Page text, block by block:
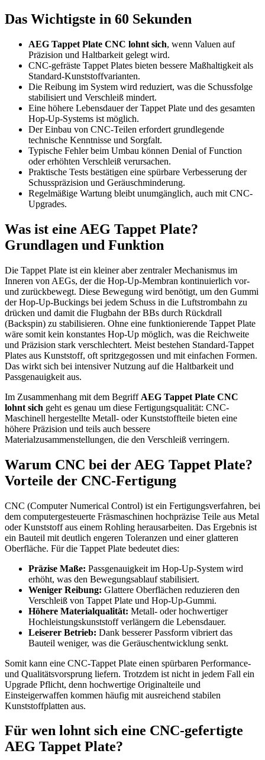
Das Wichtigste in 60 Sekunden
AEG Tappet Plate CNC lohnt sich, wenn Valuen auf
Präzision und Haltbarkeit gelegt wird.
CNC-gefräste Tappet Plates bieten bessere Maßhaltigkeit als
Standard-Kunststoffvarianten.
Die Reibung im System wird reduziert, was die Schussfolge
stabilisiert und Verschleiß mindert.
Eine höhere Lebensdauer der Tappet Plate und des gesamten
Hop-Up-Systems ist möglich.
Der Einbau von CNC-Teilen erfordert grundlegende
technische Kenntnisse und Sorgfalt.
Typische Fehler beim Umbau können Denial of Function
oder erhöhten Verschleiß verursachen.
Praktische Tests bestätigen eine spürbare Verbesserung der
Schusspräzision und Geräuschminderung.
Regelmäßige Wartung bleibt unumgänglich, auch mit CNC-
Upgrades.
Was ist eine AEG Tappet Plate?
Grundlagen und Funktion
Die Tappet Plate ist ein kleiner aber zentraler Mechanismus im
Inneren von AEGs, der die Hop-Up-Membran kontinuierlich vor-
und zurückbewegt. Diese Bewegung wird benötigt, um den Gummi
der Hop-Up-Buckings bei jedem Schuss in die Luftstrombahn zu
drücken und damit die Flugbahn der BBs durch Rückdrall
(Backspin) zu stabilisieren. Ohne eine funktionierende Tappet Plate
wäre somit kein konstantes Hop-Up möglich, was die Reichweite
und Präzision stark verschlechtert. Meist bestehen Standard-Tappet
Plates aus Kunststoff, oft spritzgegossen und mit einfachen Formen.
Das wirkt sich bei intensiver Nutzung auf die Haltbarkeit und
Passgenauigkeit aus.
Im Zusammenhang mit dem Begriff AEG Tappet Plate CNC
lohnt sich geht es genau um diese Fertigungsqualität: CNC-
Maschinell hergestellte Metall- oder Kunststoffteile bieten eine
höhere Präzision und teils auch bessere
Materialzusammenstellungen, die den Verschleiß verringern.
Warum CNC bei der AEG Tappet Plate?
Vorteile der CNC-Fertigung
CNC (Computer Numerical Control) ist ein Fertigungsverfahren, bei
dem computergesteuerte Fräsmaschinen hochpräzise Teile aus Metal
oder Kunststoff aus einem Rohling herausarbeiten. Das Ergebnis ist
ein Bauteil mit deutlich engeren Toleranzen und einer glatteren
Oberfläche. Für die Tappet Plate bedeutet dies:
Präzise Maße: Passgenauigkeit im Hop-Up-System wird
erhöht, was den Bewegungsablauf stabilisiert.
Weniger Reibung: Glattere Oberflächen reduzieren den
Verschleiß von Tappet Plate und Hop-Up-Gummi.
Höhere Materialqualität: Metall- oder hochwertiger
Hochleistungskunststoff verlängern die Lebensdauer.
Leiserer Betrieb: Dank besserer Passform vibriert das
Bauteil weniger, was die Geräuschentwicklung senkt.
Somit kann eine CNC-Tappet Plate einen spürbaren Performance-
und Qualitätsvorsprung liefern. Trotzdem ist nicht in jedem Fall ein
Upgrade Pflicht, denn hochwertige Originalteile und
Einsteigerwaffen kommen häufig mit ausreichend stabilen
Kunststoffplatten aus.
Für wen lohnt sich eine CNC-gefertigte
AEG Tappet Plate?